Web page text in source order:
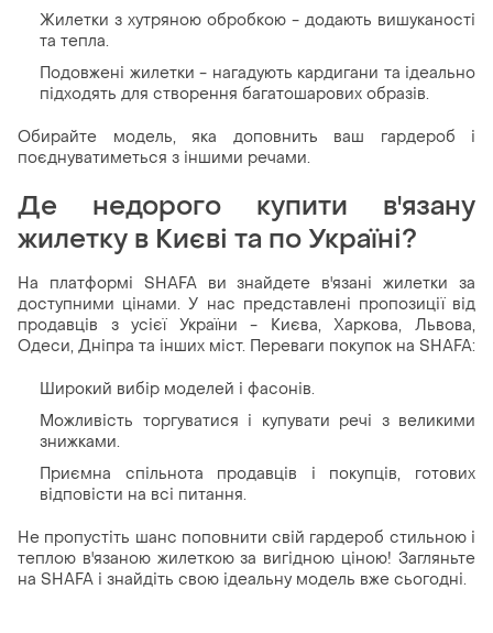
Жилетки з хутряною обробкою - додають вишуканості
та тепла.
Подовжені жилетки - нагадують кардигани та ідеально
підходять для створення багатошарових образів.
Обирайте модель, яка доповнить ваш гардероб і
поєднуватиметься з іншими речами.
Де недорого купити в'язану
жилетку в Києві та по Україні?
На платформі SHAFA ви знайдете в'язані жилетки за
доступними цінами. У нас представлені пропозиції від
продавців з усієї України - Києва, Харкова, Львова,
Одеси, Дніпра та інших міст. Переваги покупок на SHAFA:
Широкий вибір моделей і фасонів.
Можливість торгуватися і купувати речі з великими
знижками.
Приємна спільнота продавців і покупців, готових
відповісти на всі питання.
Не пропустіть шанс поповнити свій гардероб стильною і
теплою в'язаною жилеткою за вигідною ціною! Загляньте
на SHAFA і знайдіть свою ідеальну модель вже сьогодні.